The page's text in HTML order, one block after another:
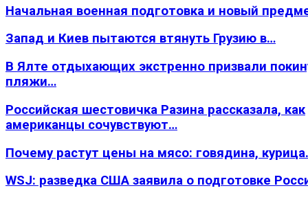
Начальная военная подготовка и новый
Запад и Киев пытаются втянуть Грузию в…
В Ялте отдыхающих экстренно призвали
пляжи…
Российская шестовичка Разина рассказала, как
американцы сочувствуют…
Почему растут цены на мясо: говядина,
WSJ: разведка США заявила о подготовке